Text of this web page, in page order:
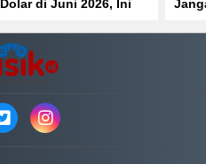
Dolar di Juni 2026, Ini